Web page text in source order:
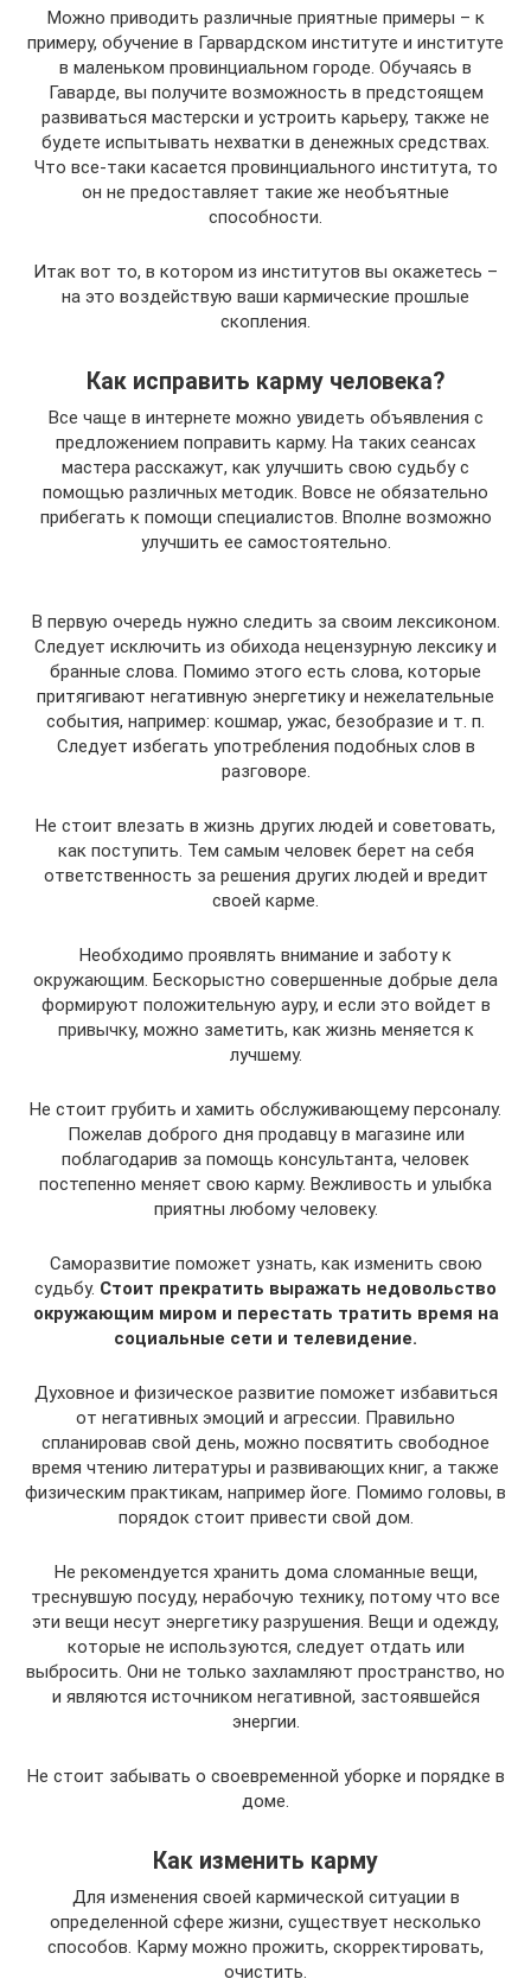
Можно приводить различные приятные примеры – к
примеру, обучение в Гарвардском институте и институте
в маленьком провинциальном городе. Обучаясь в
Гаварде, вы получите возможность в предстоящем
развиваться мастерски и устроить карьеру, также не
будете испытывать нехватки в денежных средствах.
Что все-таки касается провинциального института, то
он не предоставляет такие же необъятные
способности.
Итак вот то, в котором из институтов вы окажетесь –
на это воздействую ваши кармические прошлые
скопления.
Как исправить карму человека?
Все чаще в интернете можно увидеть объявления с
предложением поправить карму. На таких сеансах
мастера расскажут, как улучшить свою судьбу с
помощью различных методик. Вовсе не обязательно
прибегать к помощи специалистов. Вполне возможно
улучшить ее самостоятельно.
В первую очередь нужно следить за своим лексиконом.
Следует исключить из обихода нецензурную лексику и
бранные слова. Помимо этого есть слова, которые
притягивают негативную энергетику и нежелательные
события, например: кошмар, ужас, безобразие и т. п.
Следует избегать употребления подобных слов в
разговоре.
Не стоит влезать в жизнь других людей и советовать,
как поступить. Тем самым человек берет на себя
ответственность за решения других людей и вредит
своей карме.
Необходимо проявлять внимание и заботу к
окружающим. Бескорыстно совершенные добрые дела
формируют положительную ауру, и если это войдет в
привычку, можно заметить, как жизнь меняется к
лучшему.
Не стоит грубить и хамить обслуживающему персоналу.
Пожелав доброго дня продавцу в магазине или
поблагодарив за помощь консультанта, человек
постепенно меняет свою карму. Вежливость и улыбка
приятны любому человеку.
Саморазвитие поможет узнать, как изменить свою
судьбу. Стоит прекратить выражать недовольство
окружающим миром и перестать тратить время на
социальные сети и телевидение.
Духовное и физическое развитие поможет избавиться
от негативных эмоций и агрессии. Правильно
спланировав свой день, можно посвятить свободное
время чтению литературы и развивающих книг, а также
физическим практикам, например йоге. Помимо головы, в
порядок стоит привести свой дом.
Не рекомендуется хранить дома сломанные вещи,
треснувшую посуду, нерабочую технику, потому что все
эти вещи несут энергетику разрушения. Вещи и одежду,
которые не используются, следует отдать или
выбросить. Они не только захламляют пространство, но
и являются источником негативной, застоявшейся
энергии.
Не стоит забывать о своевременной уборке и порядке в
доме.
Как изменить карму
Для изменения своей кармической ситуации в
определенной сфере жизни, существует несколько
способов. Карму можно прожить, скорректировать,
очистить.